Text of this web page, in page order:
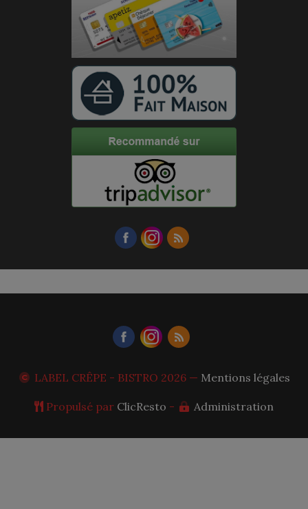
LABEL CRÊPE - BISTRO 2026 — Mentions légales
Propulsé par ClicResto - Administration